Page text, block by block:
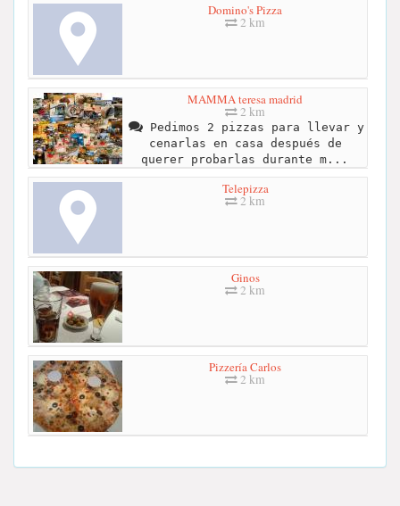
Domino's Pizza
2 km
MAMMA teresa madrid
2 km
Pedimos 2 pizzas para llevar y
cenarlas en casa después de
querer probarlas durante m...
Telepizza
2 km
Ginos
2 km
Pizzería Carlos
2 km